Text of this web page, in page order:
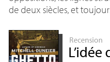
de deux siècles, et
Recension